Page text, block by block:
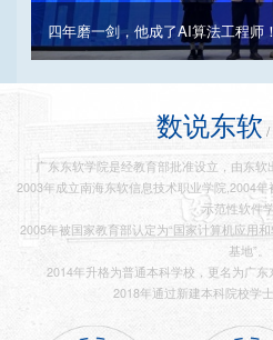
四年磨一剑，他成了AI算法工程师！
数说东软 /
广东东软学院是经教育部批准设立，由东软
2003年成立南海东软信息技术职业学院,2004
示范性软件学
2005年被国家教育部认定为“国家计算机应用
基地”。
2014年升格为普通本科学校，更名为广东
2018年通过新建本科院校学